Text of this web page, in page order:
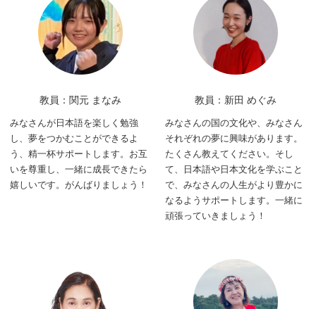
教員：関元 まなみ
みなさんが日本語を楽しく勉強
し、夢をつかむことができるよ
う、精一杯サポートします。お互
いを尊重し、一緒に成長できたら
嬉しいです。がんばりましょう！
教員：新田 めぐみ
みなさんの国の文化や、みなさん
それぞれの夢に興味があります。
たくさん教えてください。そし
て、日本語や日本文化を学ぶこと
で、みなさんの人生がより豊かに
なるようサポートします。一緒に
頑張っていきましょう！